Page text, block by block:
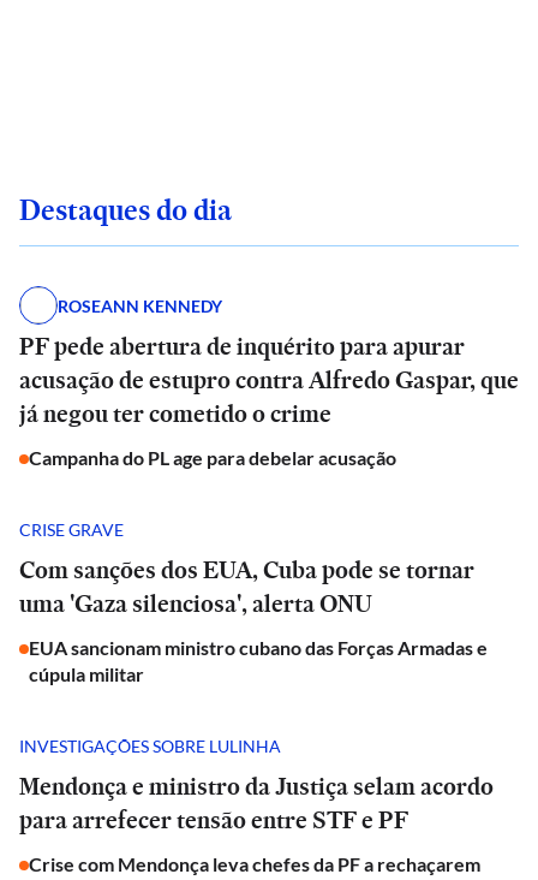
Destaques do dia
ROSEANN KENNEDY
PF pede abertura de inquérito para apurar
acusação de estupro contra Alfredo Gaspar, que
já negou ter cometido o crime
Campanha do PL age para debelar acusação
CRISE GRAVE
Com sanções dos EUA, Cuba pode se tornar
uma 'Gaza silenciosa', alerta ONU
EUA sancionam ministro cubano das Forças Armadas e
cúpula militar
INVESTIGAÇÕES SOBRE LULINHA
Mendonça e ministro da Justiça selam acordo
para arrefecer tensão entre STF e PF
Crise com Mendonça leva chefes da PF a rechaçarem